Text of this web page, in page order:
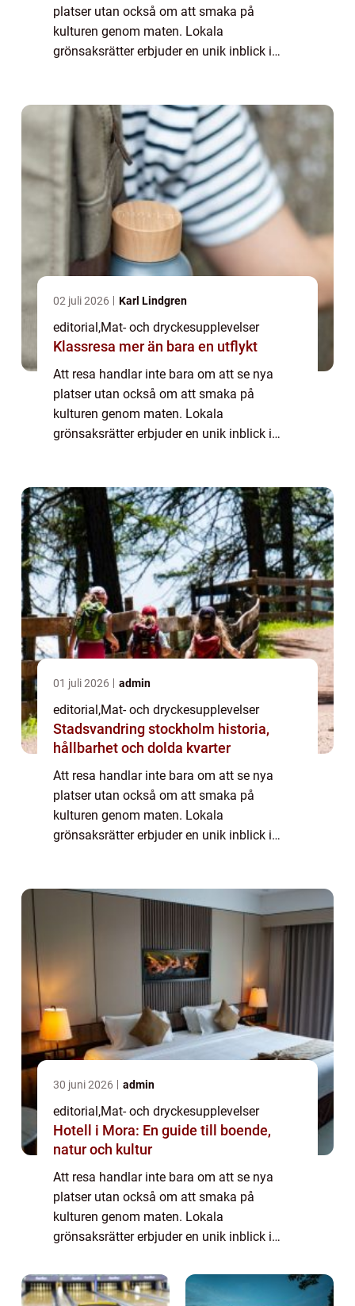
platser utan också om att smaka på
kulturen genom maten. Lokala
grönsaksrätter erbjuder en unik inblick i
02 juli 2026 Karl Lindgren
editorial,Mat- och dryckesupplevelser
Klassresa mer än bara en utflykt
Att resa handlar inte bara om att se nya
platser utan också om att smaka på
kulturen genom maten. Lokala
grönsaksrätter erbjuder en unik inblick i
01 juli 2026 admin
editorial,Mat- och dryckesupplevelser
Stadsvandring stockholm historia,
hållbarhet och dolda kvarter
Att resa handlar inte bara om att se nya
platser utan också om att smaka på
kulturen genom maten. Lokala
grönsaksrätter erbjuder en unik inblick i
30 juni 2026 admin
editorial,Mat- och dryckesupplevelser
Hotell i Mora: En guide till boende,
natur och kultur
Att resa handlar inte bara om att se nya
platser utan också om att smaka på
kulturen genom maten. Lokala
grönsaksrätter erbjuder en unik inblick i
färska grönsaker p&ar...